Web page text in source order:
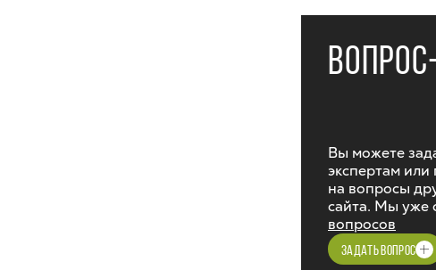
Вы можете
экспертам или
на вопросы
сайта. Мы уже
вопросов
ЗАДАТЬ ВОПРОС